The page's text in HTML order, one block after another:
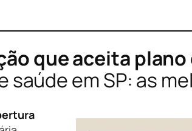
que aceita plano
em SP: as